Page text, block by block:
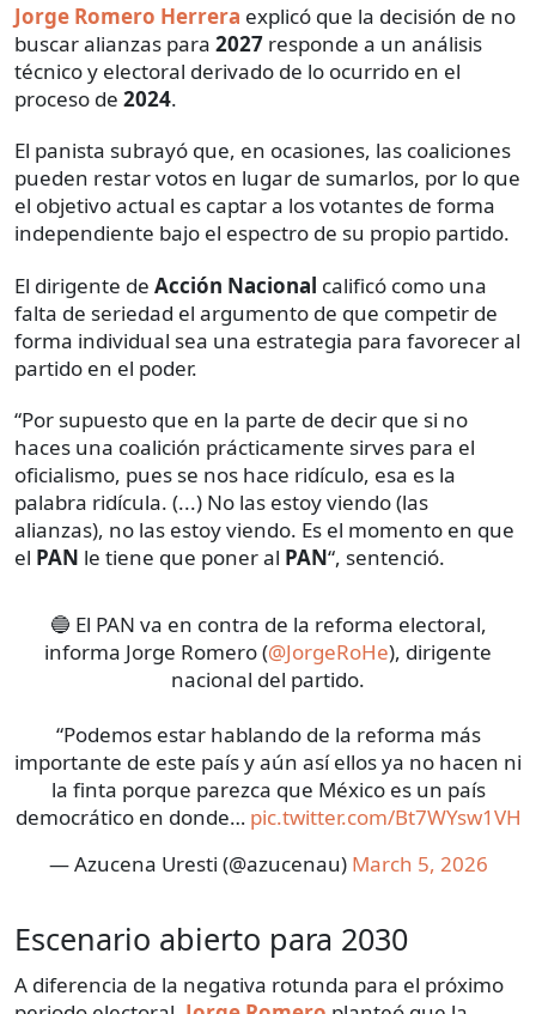
Jorge Romero Herrera explicó que la decisión de no
buscar alianzas para 2027 responde a un análisis
técnico y electoral derivado de lo ocurrido en el
proceso de 2024.
El panista subrayó que, en ocasiones, las coaliciones
pueden restar votos en lugar de sumarlos, por lo que
el objetivo actual es captar a los votantes de forma
independiente bajo el espectro de su propio partido.
El dirigente de Acción Nacional calificó como una
falta de seriedad el argumento de que competir de
forma individual sea una estrategia para favorecer al
partido en el poder.
“Por supuesto que en la parte de decir que si no
haces una coalición prácticamente sirves para el
oficialismo, pues se nos hace ridículo, esa es la
palabra ridícula. (...) No las estoy viendo (las
alianzas), no las estoy viendo. Es el momento en que
el PAN le tiene que poner al PAN“, sentenció.
🔵 El PAN va en contra de la reforma electoral,
informa Jorge Romero (@JorgeRoHe), dirigente
nacional del partido.
“Podemos estar hablando de la reforma más
importante de este país y aún así ellos ya no hacen ni
la finta porque parezca que México es un país
democrático en donde… pic.twitter.com/Bt7WYsw1VH
— Azucena Uresti (@azucenau) March 5, 2026
Escenario abierto para 2030
A diferencia de la negativa rotunda para el próximo